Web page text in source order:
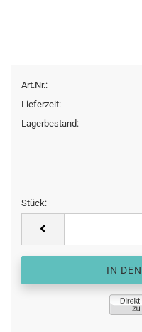
Art.Nr.:
Lieferzeit:
Lagerbestand:
Stück: